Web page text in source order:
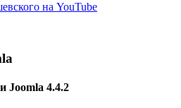
на YouTube
Joomla 4.4.2